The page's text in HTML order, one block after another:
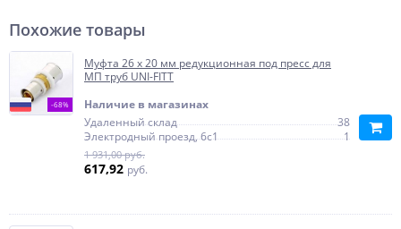
Похожие товары
-68%
Муфта 26 x 20 мм редукционная под пресс для
МП труб UNI-FITT
Наличие в магазинах
Удаленный склад
38
Электродный проезд, 6с1
1
1 931,00 руб.
617,92 руб.